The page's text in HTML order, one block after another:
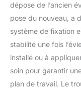
dépose de l’ancien
pose du nouveau, a
système de fixation
stabilité une fois
installé ou à
soin pour garantir
plan de travail. Le